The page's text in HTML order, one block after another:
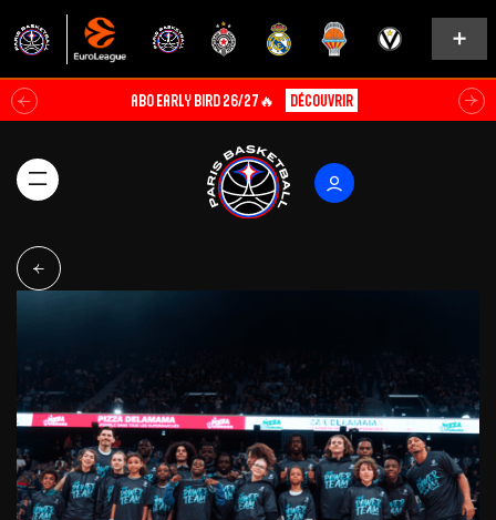
ABO EARLY BIRD 26/27🔥 Découvrir